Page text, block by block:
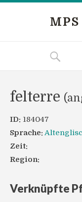
felterre
ID: 184047
Sprache:
Zeit:
Region:
Verknüpfte